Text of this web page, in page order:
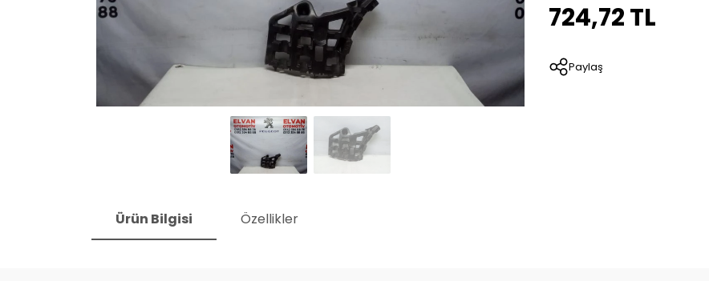
724,72 TL
Paylaş
Ürün Bilgisi Özellikler